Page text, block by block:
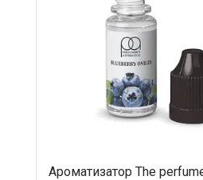
Ароматизатор The